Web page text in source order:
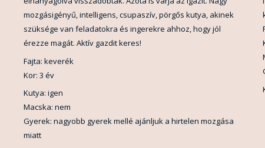
mozgásigényű, intelligens, csupaszív, pörgős kutya, akinek
szüksége van feladatokra és ingerekre ahhoz, hogy jól
érezze magát. Aktív gazdit keres!
Fajta: keverék
Kor: 3 év
Kutya: igen
Macska: nem
Gyerek: nagyobb gyerek mellé ajánljuk a hirtelen mozgása
miatt